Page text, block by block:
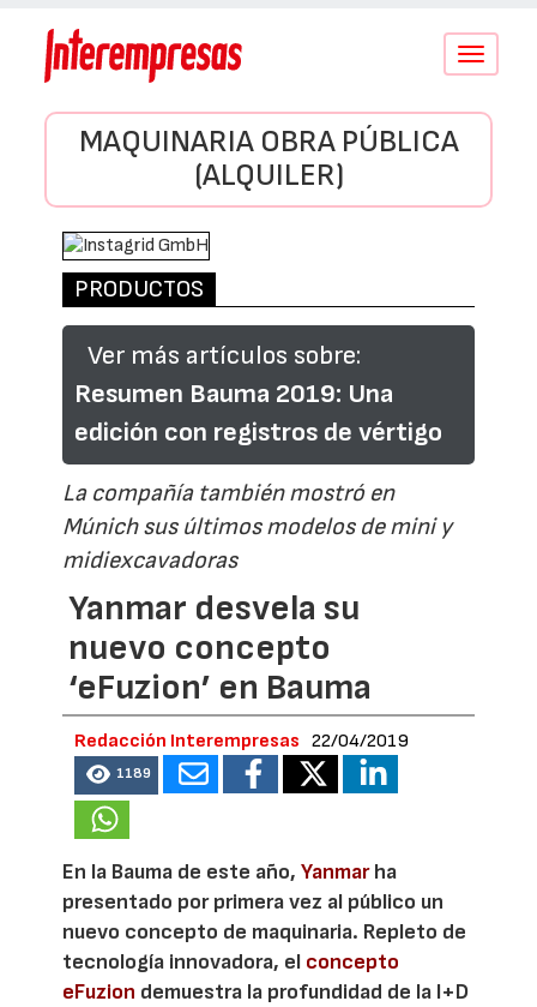
Conmutar
MAQUINARIA OBRA PÚBLICA
(ALQUILER)
PRODUCTOS
Ver más artículos sobre:
Resumen Bauma 2019: Una
edición con registros de vértigo
La compañía también mostró en
Múnich sus últimos modelos de mini y
midiexcavadoras
Yanmar desvela su
nuevo concepto
‘eFuzion’ en Bauma
Redacción Interempresas 22/04/2019
1189
En la Bauma de este año,Yanmarha
presentado por primera vez al público un
nuevo concepto de maquinaria. Repleto de
tecnología innovadora, el concepto
eFuzion demuestra la profundidad de la I+D